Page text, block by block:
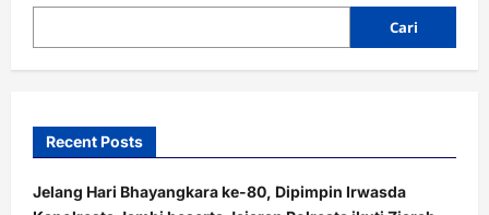
I
Kota
Datangi
Cari
Recent Posts
Jelang Hari Bhayangkara ke-80, Dipimpin Irwasda